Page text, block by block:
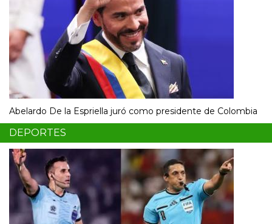
Abelardo De la Espriella juró como presidente de Colombia
DEPORTES